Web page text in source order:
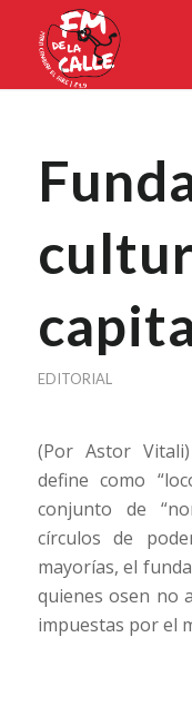
EDITORIAL
(Por Astor
define como
conjunto de
círculos de
mayorías, el
quienes osen no
impuestas por el